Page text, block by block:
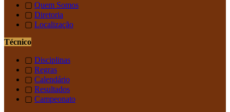
▢ Quem Somos
▢ Diretoria
▢ Localização
Técnico
▢ Disciplinas
▢ Regras
▢ Calendário
▢ Resultados
▢ Campeonato